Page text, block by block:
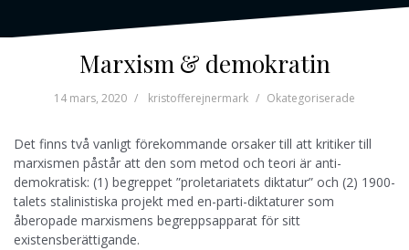
Marxism & demokratin
14 mars, 2020 kristofferejnermark Okategoriserade
Det finns två vanligt förekommande orsaker till att kritiker till
marxismen påstår att den som metod och teori är anti-
demokratisk: (1) begreppet ”proletariatets diktatur” och (2) 1900-
talets stalinistiska projekt med en-parti-diktaturer som
åberopade marxismens begreppsapparat för sitt
existensberättigande.